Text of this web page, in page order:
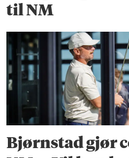
til NM
Bjørnstad gjør